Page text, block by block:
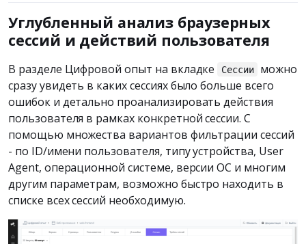
Углубленный анализ браузерных
сессий и действий пользователя
В разделе Цифровой опыт на вкладке Сессии
можно
сразу увидеть в каких сессиях было больше всего
ошибок и детально проанализировать действия
пользователя в рамках конкретной сессии. С
помощью множества вариантов фильтрации сессий
- по ID/имени пользователя, типу устройства, User
Agent, операционной системе, версии ОС и многим
другим параметрам, возможно быстро находить в
списке всех сессий необходимую.